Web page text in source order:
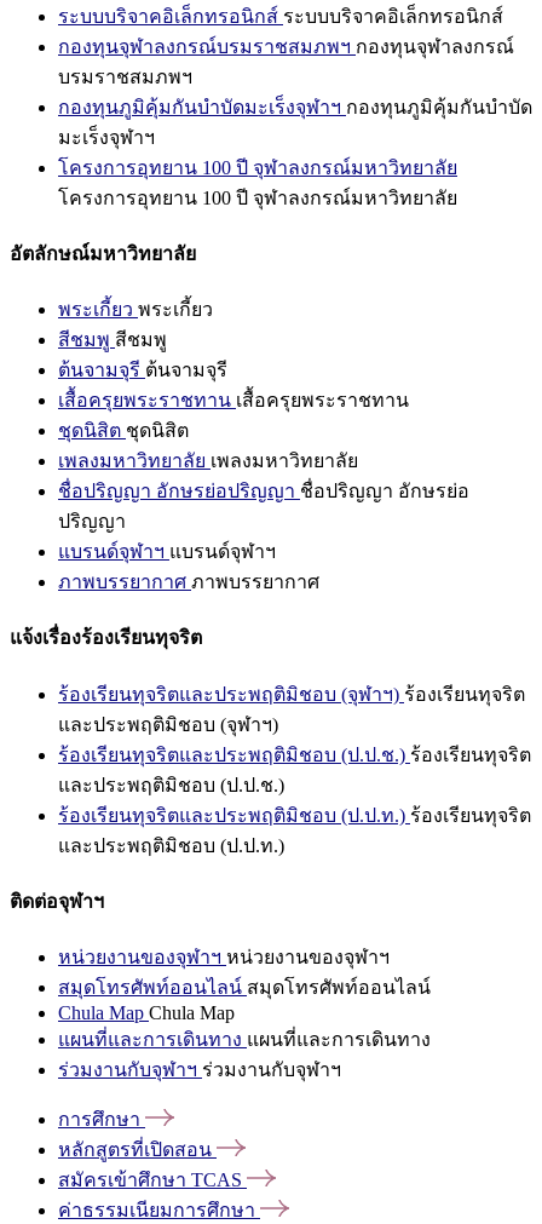
ระบบบริจาคอิเล็กทรอนิกส์ ระบบบริจาคอิเล็กทรอนิกส์
กองทุนจุฬาลงกรณ์บรมราชสมภพฯ กองทุนจุฬาลงกรณ์
บรมราชสมภพฯ
กองทุนภูมิคุ้มกันบำบัดมะเร็งจุฬาฯ กองทุนภูมิคุ้มกันบำบัด
มะเร็งจุฬาฯ
โครงการอุทยาน 100 ปี จุฬาลงกรณ์มหาวิทยาลัย
โครงการอุทยาน 100 ปี จุฬาลงกรณ์มหาวิทยาลัย
อัตลักษณ์มหาวิทยาลัย
พระเกี้ยว พระเกี้ยว
สีชมพู สีชมพู
ต้นจามจุรี ต้นจามจุรี
เสื้อครุยพระราชทาน เสื้อครุยพระราชทาน
ชุดนิสิต ชุดนิสิต
เพลงมหาวิทยาลัย เพลงมหาวิทยาลัย
ชื่อปริญญา อักษรย่อปริญญา ชื่อปริญญา อักษรย่อ
ปริญญา
แบรนด์จุฬาฯ แบรนด์จุฬาฯ
ภาพบรรยากาศ ภาพบรรยากาศ
แจ้งเรื่องร้องเรียนทุจริต
ร้องเรียนทุจริตและประพฤติมิชอบ (จุฬาฯ) ร้องเรียนทุจริต
และประพฤติมิชอบ (จุฬาฯ)
ร้องเรียนทุจริตและประพฤติมิชอบ (ป.ป.ช.) ร้องเรียนทุจริต
และประพฤติมิชอบ (ป.ป.ช.)
ร้องเรียนทุจริตและประพฤติมิชอบ (ป.ป.ท.) ร้องเรียนทุจริต
และประพฤติมิชอบ (ป.ป.ท.)
ติดต่อจุฬาฯ
หน่วยงานของจุฬาฯ หน่วยงานของจุฬาฯ
สมุดโทรศัพท์ออนไลน์ สมุดโทรศัพท์ออนไลน์
Chula Map Chula Map
แผนที่และการเดินทาง แผนที่และการเดินทาง
ร่วมงานกับจุฬาฯ ร่วมงานกับจุฬาฯ
การศึกษา
หลักสูตรที่เปิดสอน
สมัครเข้าศึกษา TCAS
ค่าธรรมเนียมการศึกษา